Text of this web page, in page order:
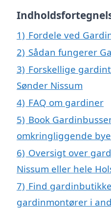
1) Fordele ved
2) Sådan fungerer
3) Forskellige
Sønder Nissum
4) FAQ om gardiner
5) Book
omkringliggende
6) Oversigt over
Nissum eller hele
7) Find
gardinmontører i